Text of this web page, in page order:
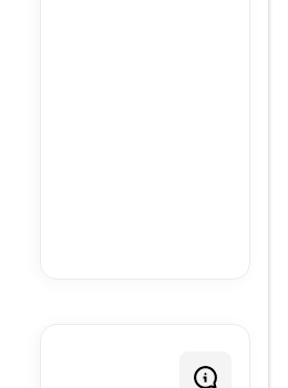
مدیریت کنند.